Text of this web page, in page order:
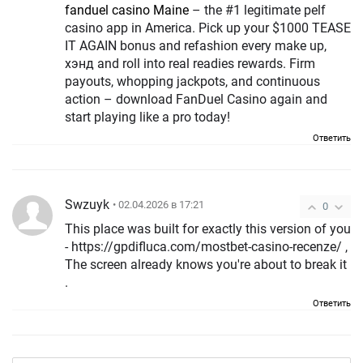
fanduel casino Maine
casino app in America. Pick up your $1000 TEASE
IT AGAIN bonus and refashion every make up,
хэнд and roll into real readies rewards. Firm
payouts, whopping jackpots, and continuous
action – download FanDuel Casino again and
start playing like a pro today!
Ответить
0
Swzuyk • 02.04.2026 в 17:21
This place was built for exactly this version of you
- https://gpdifluca.com/mostbet-casino-recenze/ ,
The screen already knows you're about to break it
.
Ответить